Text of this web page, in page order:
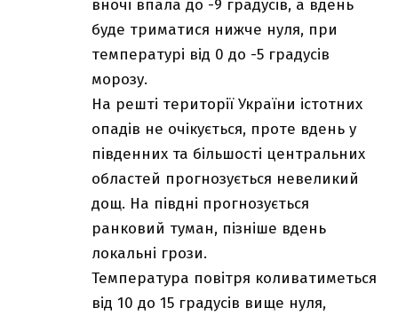
вночі впала до -9 градусів, а вдень
буде триматися нижче нуля, при
температурі від 0 до -5 градусів
морозу.
На решті території України істотних
опадів не очікується, проте вдень у
південних та більшості центральних
областей прогнозується невеликий
дощ. На півдні прогнозується
ранковий туман, пізніше вдень
локальні грози.
Температура повітря коливатиметься
від 10 до 15 градусів вище нуля,